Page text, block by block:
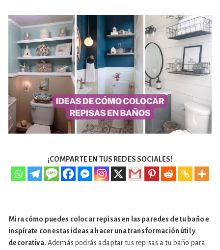
¡COMPARTE EN TUS REDES SOCIALES!
Mira cómo puedes colocar repisas en las paredes de tu baño e
inspírate con estas ideas a hacer una transformación útil y
decorativa. Además podrás adaptar tus repisas a tu baño para